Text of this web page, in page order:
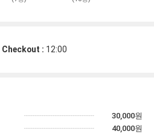
Checkout : 12:00
30,000원
40,000원